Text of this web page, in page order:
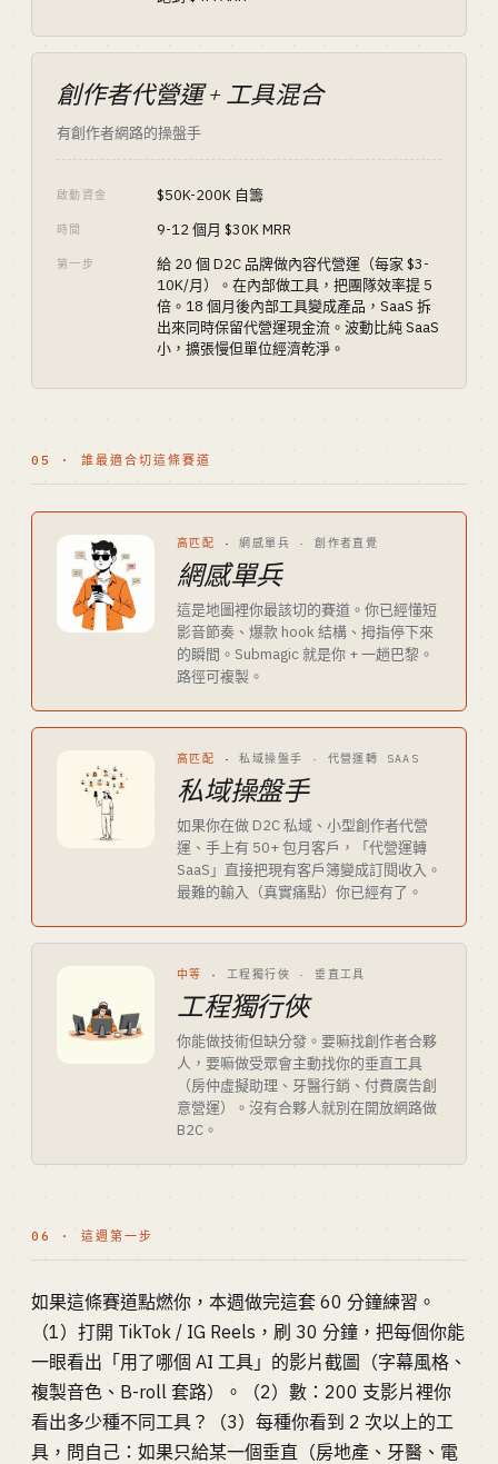
創作者代營運 + 工具混合
有創作者網路的操盤手
啟動資金 $50K-200K 自籌
時間 9-12 個月 $30K MRR
第一步
給 20 個 D2C 品牌做內容代營運（每家 $3-
10K/月）。在內部做工具，把團隊效率提 5
倍。18 個月後內部工具變成產品，SaaS 拆
出來同時保留代營運現金流。波動比純 SaaS
小，擴張慢但單位經濟乾淨。
05 · 誰最適合切這條賽道
高匹配 ·網感單兵 · 創作者直覺
網感單兵
這是地圖裡你最該切的賽道。你已經懂短
影音節奏、爆款 hook 結構、拇指停下來
的瞬間。Submagic 就是你 + 一趟巴黎。
路徑可複製。
高匹配 ·私域操盤手 · 代營運轉 SAAS
私域操盤手
如果你在做 D2C 私域、小型創作者代營
運、手上有 50+ 包月客戶，「代營運轉
SaaS」直接把現有客戶簿變成訂閱收入。
最難的輸入（真實痛點）你已經有了。
中等 ·工程獨行俠 · 垂直工具
工程獨行俠
你能做技術但缺分發。要嘛找創作者合夥
人，要嘛做受眾會主動找你的垂直工具
（房仲虛擬助理、牙醫行銷、付費廣告創
意營運）。沒有合夥人就別在開放網路做
B2C。
06 · 這週第一步
如果這條賽道點燃你，本週做完這套 60 分鐘練習。
（1）打開 TikTok / IG Reels，刷 30 分鐘，把每個你能
一眼看出「用了哪個 AI 工具」的影片截圖（字幕風格、
複製音色、B-roll 套路）。（2）數：200 支影片裡你
看出多少種不同工具？（3）每種你看到 2 次以上的工
具，問自己：如果只給某一個垂直（房地產、牙醫、電